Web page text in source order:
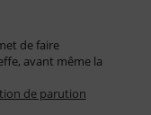
de faire
avant même la
de parution